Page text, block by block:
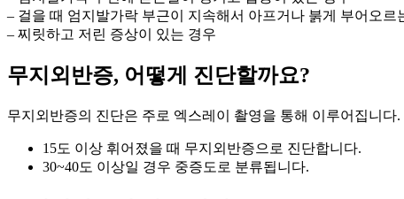
– 걸을 때 엄지발가락 부근이 지속해서 아프거나 붉게 부어오르
– 찌릿하고 저린 증상이 있는 경우
무지외반증, 어떻게 진단할까요?
무지외반증의 진단은 주로 엑스레이 촬영을 통해 이루어집니
15도 이상 휘어졌을 때 무지외반증으로 진단합니다.
30~40도 이상일 경우 중증도로 분류됩니다.